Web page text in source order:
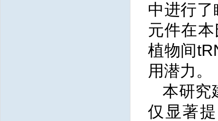
中进行
元件在
植物间
用潜力。
本研究
仅显著